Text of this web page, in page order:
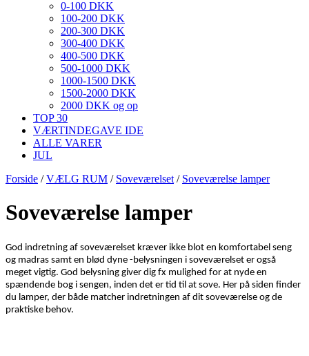
0-100 DKK
100-200 DKK
200-300 DKK
300-400 DKK
400-500 DKK
500-1000 DKK
1000-1500 DKK
1500-2000 DKK
2000 DKK og op
TOP 30
VÆRTINDEGAVE IDE
ALLE VARER
JUL
Forside /VÆLG RUM / Soveværelset / Soveværelse lamper
Soveværelse lamper
God indretning af soveværelset kræver ikke blot en komfortabel seng
og madras samt en blød dyne -belysningen i soveværelset er også
meget vigtig. God belysning giver dig fx mulighed for at nyde en
spændende bog i sengen, inden det er tid til at sove. Her på siden finder
du lamper, der både matcher indretningen af dit soveværelse og de
praktiske behov.